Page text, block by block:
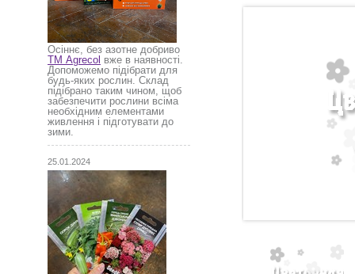
Осіннє, без азотне добриво
ТМ Agrecol вже в наявності.
Допоможемо підібрати для
будь-яких рослин. Склад
підібрано таким чином, щоб
забезпечити рослини всіма
необхідним елементами
живлення і підготувати до
зими.
25.01.2024